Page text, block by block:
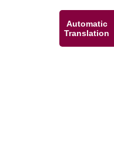
Automatic
Translation